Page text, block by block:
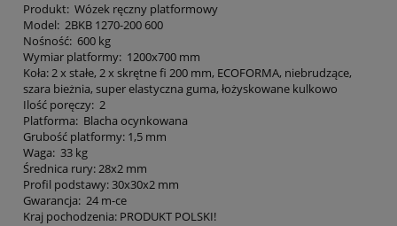
Produkt: Wózek ręczny platformowy
Model: 2BKB 1270-200 600
Nośność: 600 kg
Wymiar platformy: 1200x700 mm
Koła: 2 x stałe, 2 x skrętne fi 200 mm, ECOFORMA, niebrudzące,
szara bieżnia, super elastyczna guma, łożyskowane kulkowo
Ilość poręczy: 2
Platforma: Blacha ocynkowana
Grubość platformy: 1,5 mm
Waga: 33 kg
Średnica rury: 28x2 mm
Profil podstawy: 30x30x2 mm
Gwarancja: 24 m-ce
Kraj pochodzenia: PRODUKT POLSKI!